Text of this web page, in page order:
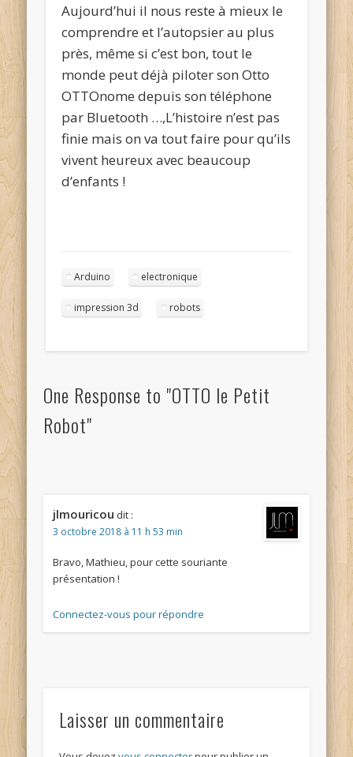
Aujourd’hui il nous reste à mieux le
comprendre et l’autopsier au plus
près, même si c’est bon, tout le
monde peut déjà piloter son Otto
OTTOnome depuis son téléphone
par Bluetooth …,L’histoire n’est pas
finie mais on va tout faire pour qu’ils
vivent heureux avec beaucoup
d’enfants !
Arduino electronique
impression 3d robots
One Response to "OTTO le Petit
Robot"
jlmouricou dit :
3 octobre 2018 à 11 h 53 min
Bravo, Mathieu, pour cette souriante
présentation !
Connectez-vous pour répondre
Laisser un commentaire